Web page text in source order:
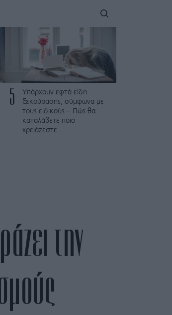
5
Υπάρχουν εφτά είδη
ξεκούρασης, σύμφωνα με
τους ειδικούς – Πώς θα
καταλάβετε ποιο
χρειάζεστε
την